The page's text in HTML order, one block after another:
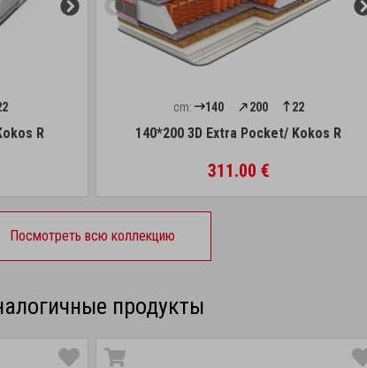
R
cm: 140 200 22
140*200 3D Extra Pocket/ Kokos R
311.00 €
Посмотреть всю коллекцию
продукты